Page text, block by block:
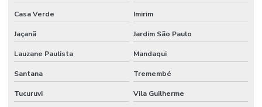
AUTOMAÇÃO
RESIDENCIAL
AMERICANA
SP
AUTOMAÇÃO
RESIDENCIAL
BALNEARIO
CAMBORIU
Casa Verde Imirim
Jaçanã Jardim São Paulo
Lauzane Paulista Mandaqui
Santana Tremembé
Tucuruvi Vila Guilherme